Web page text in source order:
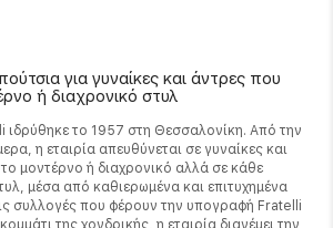
για γυναίκες και άντρες που
ή διαχρονικό στυλ
ιδρύθηκε το 1957 στη Θεσσαλονίκη. Από την
η εταιρία απευθύνεται σε γυναίκες και
μοντέρνο ή διαχρονικό αλλά σε κάθε
μέσα από καθιερωμένα και επιτυχημένα
συλλογές που φέρουν την υπογραφή Fratelli
της χονδρικής, η εταιρία διανέμει την